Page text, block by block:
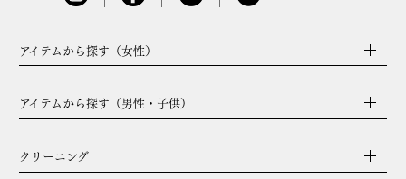
アイテムから探す（女性）
アイテムから探す（男性・子供）
クリーニング